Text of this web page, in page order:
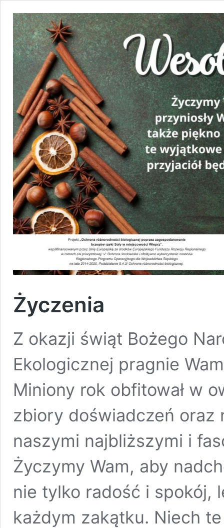
Życzenia
Z okazji świąt Bożego
Ekologicznej pragnie
Miniony rok obfitował w
zbiory doświadczeń oraz
naszymi najbliższymi i
Życzymy Wam, aby
nie tylko radość i spokój,
każdym zakątku. Niech